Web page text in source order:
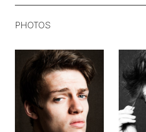
PHOTOS